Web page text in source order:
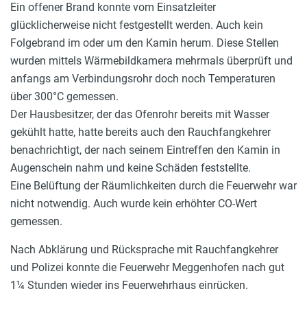
Ein offener Brand konnte vom Einsatzleiter
glücklicherweise nicht festgestellt werden. Auch kein
Folgebrand im oder um den Kamin herum. Diese Stellen
wurden mittels Wärmebildkamera mehrmals überprüft und
anfangs am Verbindungsrohr doch noch Temperaturen
über 300°C gemessen.
Der Hausbesitzer, der das Ofenrohr bereits mit Wasser
gekühlt hatte, hatte bereits auch den Rauchfangkehrer
benachrichtigt, der nach seinem Eintreffen den Kamin in
Augenschein nahm und keine Schäden feststellte.
Eine Belüftung der Räumlichkeiten durch die Feuerwehr war
nicht notwendig. Auch wurde kein erhöhter CO-Wert
gemessen.
Nach Abklärung und Rücksprache mit Rauchfangkehrer
und Polizei konnte die Feuerwehr Meggenhofen nach gut
1¼ Stunden wieder ins Feuerwehrhaus einrücken.